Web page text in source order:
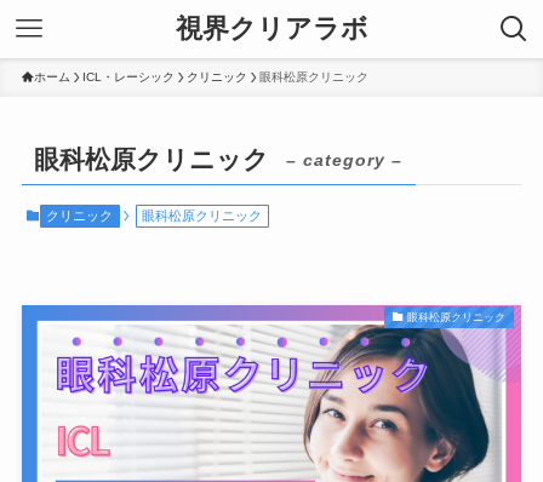
視界クリアラボ
ホーム ICL・レーシック クリニック 眼科松原クリニック
眼科松原クリニック – category –
クリニック 眼科松原クリニック
眼科松原クリニック